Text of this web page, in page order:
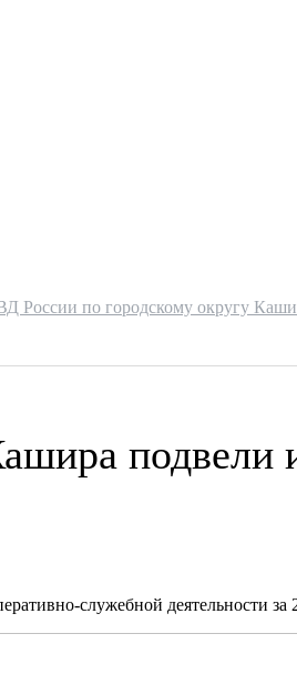
России по городскому округу
подвели
служебной деятельности за